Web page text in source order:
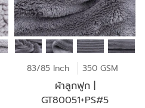
83/85 Inch 350 GSM
ผ้าลูกฟูก |
GT80051+PS#5